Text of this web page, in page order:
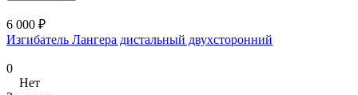
6 000 ₽
Изгибатель Лангера дистальный двухсторонний
0
Нет